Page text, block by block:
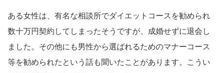
ある女性は、有名な相談所でダイエットコースを勧められ
数十万円契約してしまったそうですが、成婚せずに退会し
ました。その他にも男性から選ばれるためのマナーコース
等を勧められたという話も聞いたことがあります。こうい